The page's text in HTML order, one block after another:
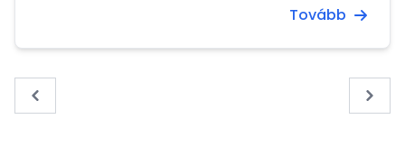
rugalmasságra, és a közös hagyományokra,
tovább nőtt.
Tovább
« Previous Next